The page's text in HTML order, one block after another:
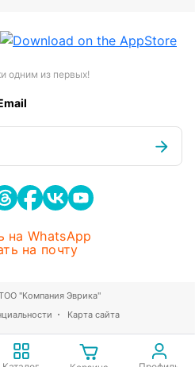
одним из первых!
на WhatsApp
на почту
Карта сайта
"Компания Эврика"